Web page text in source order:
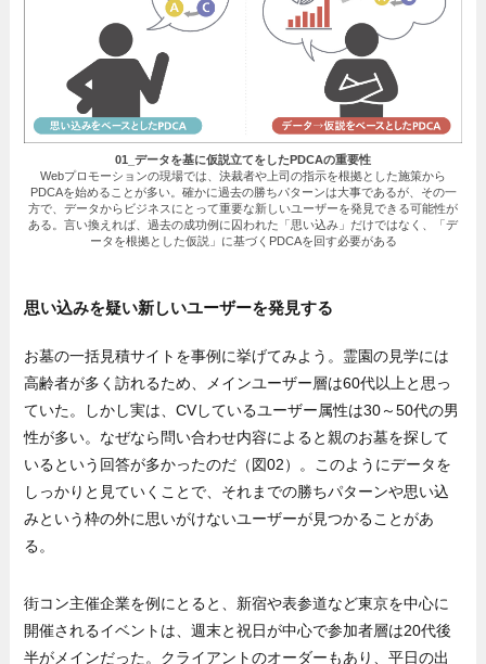
01_データを基に仮説立てをしたPDCAの重要性
Webプロモーションの現場では、決裁者や上司の指示を根拠とした施策から
PDCAを始めることが多い。確かに過去の勝ちパターンは大事であるが、その一
方で、データからビジネスにとって重要な新しいユーザーを発見できる可能性が
ある。言い換えれば、過去の成功例に囚われた「思い込み」だけではなく、「デ
ータを根拠とした仮説」に基づくPDCAを回す必要がある
思い込みを疑い新しいユーザーを発見する
お墓の一括見積サイトを事例に挙げてみよう。霊園の見学には
高齢者が多く訪れるため、メインユーザー層は60代以上と思っ
ていた。しかし実は、CVしているユーザー属性は30～50代の男
性が多い。なぜなら問い合わせ内容によると親のお墓を探して
いるという回答が多かったのだ（図02）。このようにデータを
しっかりと見ていくことで、それまでの勝ちパターンや思い込
みという枠の外に思いがけないユーザーが見つかることがあ
る。
街コン主催企業を例にとると、新宿や表参道など東京を中心に
開催されるイベントは、週末と祝日が中心で参加者層は20代後
半がメインだった。クライアントのオーダーもあり、平日の出